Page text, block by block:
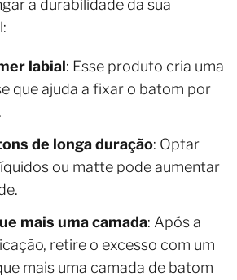
a durabilidade da sua
labial: Esse produto cria uma
que ajuda a fixar o batom por
de longa duração: Optar
ou matte pode aumentar
mais uma camada: Após a
retire o excesso com um
mais uma camada de batom